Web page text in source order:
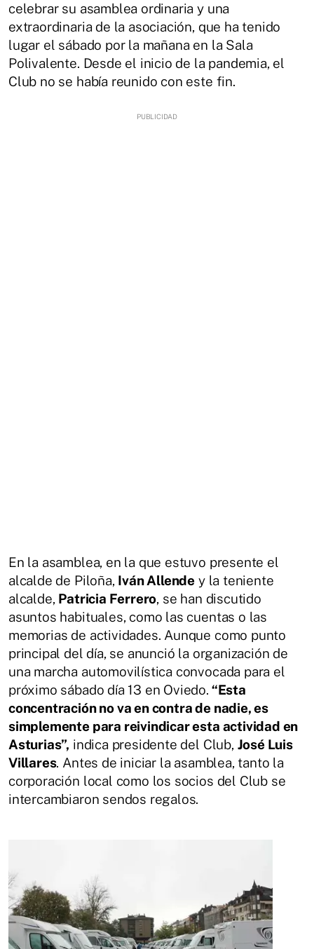
celebrar su asamblea ordinaria y una
extraordinaria de la asociación, que ha tenido
lugar el sábado por la mañana en la Sala
Polivalente. Desde el inicio de la pandemia, el
Club no se había reunido con este fin.
En la asamblea, en la que estuvo presente el
alcalde de Piloña, Iván Allende y la teniente
alcalde, Patricia Ferrero, se han discutido
asuntos habituales, como las cuentas o las
memorias de actividades. Aunque como punto
principal del día, se anunció la organización de
una marcha automovilística convocada para el
próximo sábado día 13 en Oviedo. “Esta
concentración no va en contra de nadie, es
simplemente para reivindicar esta actividad en
Asturias”, indica presidente del Club, José Luis
Villares. Antes de iniciar la asamblea, tanto la
corporación local como los socios del Club se
intercambiaron sendos regalos.